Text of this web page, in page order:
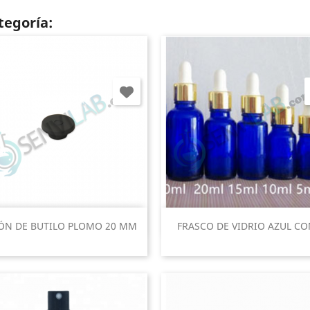
DE BUTILO PLOMO 20 MM
Vista rápida FRASCO DE VIDRIO AZUL
Vista rápida